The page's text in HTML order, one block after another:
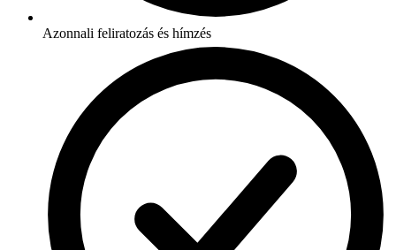
Azonnali feliratozás és hímzés